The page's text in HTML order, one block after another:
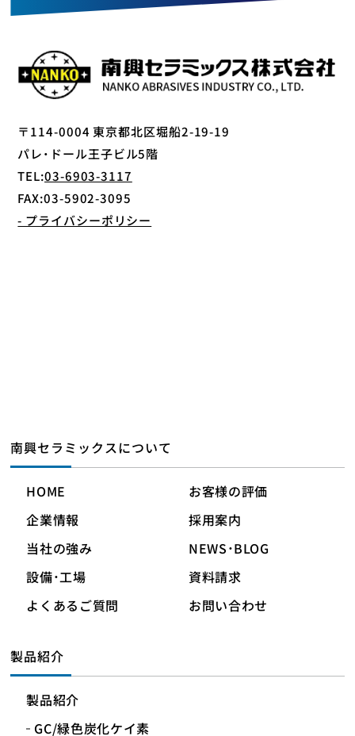
〒114-0004 東京都北区堀船2-19-19
パレ・ドール王子ビル5階
TEL:03-6903-3117
FAX:03-5902-3095
- プライバシーポリシー
南興セラミックスについて
HOME
お客様の評価
企業情報
採用案内
当社の強み
NEWS・BLOG
設備・工場
資料請求
よくあるご質問
お問い合わせ
製品紹介
製品紹介
GC/緑色炭化ケイ素